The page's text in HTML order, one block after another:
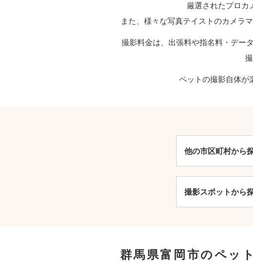
厳選されたプロカ
また、様々な写真テイストのカメラ
撮影料金は、出張料や指名料・デー
ペットの撮影自体が
他の市区町村から
撮影スポットから
群馬県富岡市のペッ